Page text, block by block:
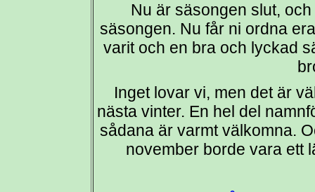
Nu är säsongen slut,
säsongen. Nu får ni ordna
varit och en bra och lyckad
Inget lovar vi, men det är
nästa vinter. En hel del
sådana är varmt välkomna.
november borde vara ett